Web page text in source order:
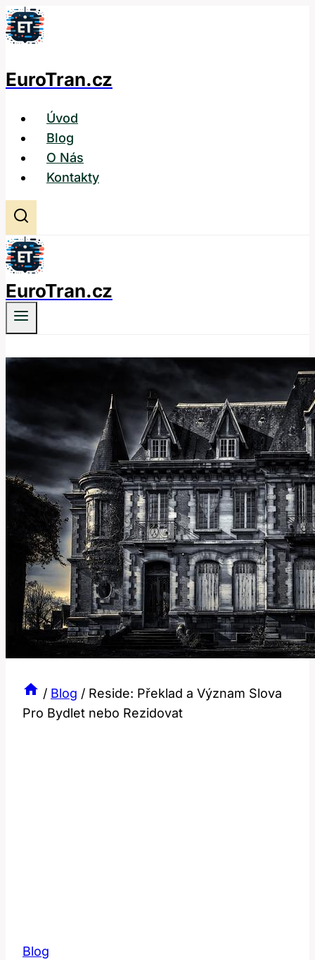
Přeskočit
na
EuroTran.cz
Úvod
Blog
O Nás
Kontakty
EuroTran.cz
/ Blog / Reside: Překlad a Význam Slova
Pro Bydlet nebo Rezidovat
Blog